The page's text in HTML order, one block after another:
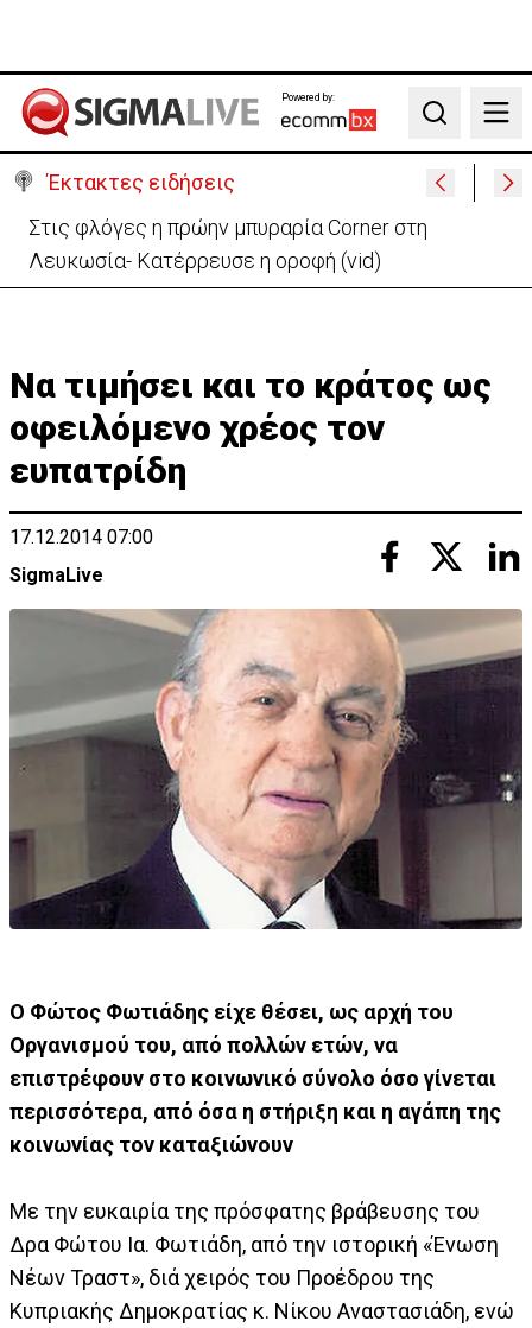
Powered by:
Search
Έκτακτες ειδήσεις
ΗΠΑ: Πυροβολισμοί στη Βόρεια Καρολίνα – Νεκροί
και τραυματίες
Να τιμήσει και το κράτος ως
οφειλόμενο χρέος τον
ευπατρίδη
17.12.2014 07:00
SigmaLive
Ο Φώτος Φωτιάδης είχε θέσει, ως αρχή του
Οργανισμού του, από πολλών ετών, να
επιστρέφουν στο κοινωνικό σύνολο όσο γίνεται
περισσότερα, από όσα η στήριξη και η αγάπη της
κοινωνίας τον καταξιώνουν
Με την ευκαιρία της πρόσφατης βράβευσης του
Δρα Φώτου Ια. Φωτιάδη, από την ιστορική «Ένωση
Νέων Τραστ», διά χειρός του Προέδρου της
Κυπριακής Δημοκρατίας κ. Νίκου Αναστασιάδη, ενώ